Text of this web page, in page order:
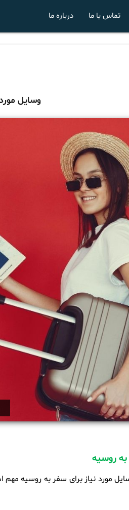
تماس با ما درباره ما
وسایل
به روسیه
مورد نیاز برای سفر به روسیه